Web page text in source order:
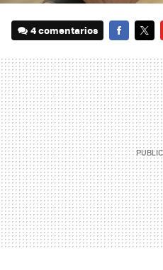
4 comentarios